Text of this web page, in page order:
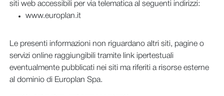
siti web accessibili per via telematica al seguenti indirizzi:
www.europlan.it
Le presenti informazioni non riguardano altri siti, pagine o
servizi online raggiungibili tramite link ipertestuali
eventualmente pubblicati nei siti ma riferiti a risorse esterne
al dominio di Europlan Spa.